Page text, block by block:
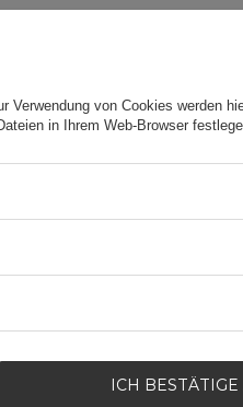
Verwendung von Cookies werden
in Ihrem Web-Browser
ICH BESTÄTIGE